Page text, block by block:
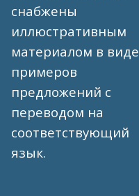
снабжены
иллюстративным
материалом в виде
примеров
предложений с
переводом на
соответствующий
язык.